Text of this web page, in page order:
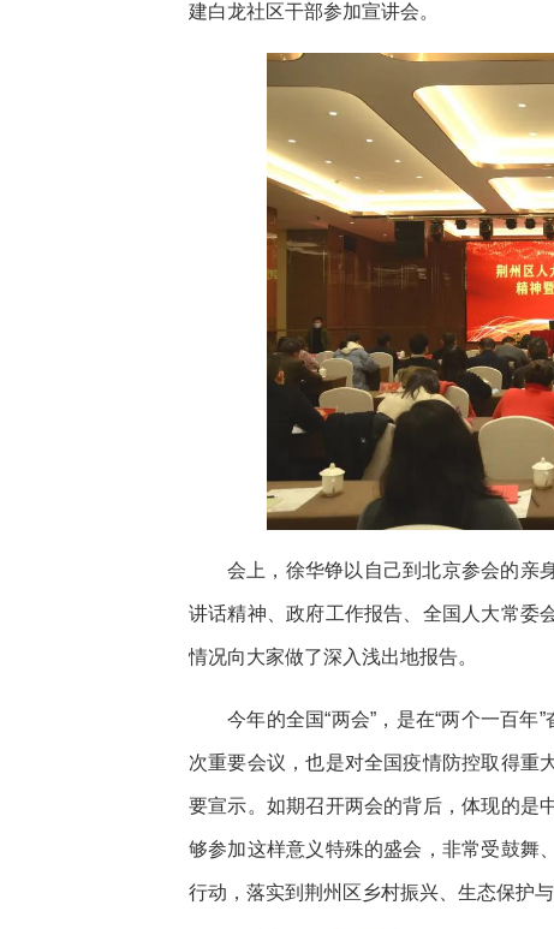
建白龙社区干部参加宣讲会。
会上，徐华铮以自己到北京参会的亲
讲话精神、政府工作报告、全国人大常委
情况向大家做了深入浅出地报告。
今年的全国“两会”，是在“两个一百年
次重要会议，也是对全国疫情防控取得重
要宣示。如期召开两会的背后，体现的是
够参加这样意义特殊的盛会，非常受鼓舞
行动，落实到荆州区乡村振兴、生态保护